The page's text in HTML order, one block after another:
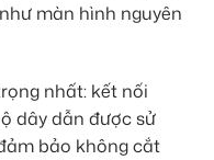
màn hình nguyên
nhất: kết nối
dây dẫn được sử
bảo không cắt